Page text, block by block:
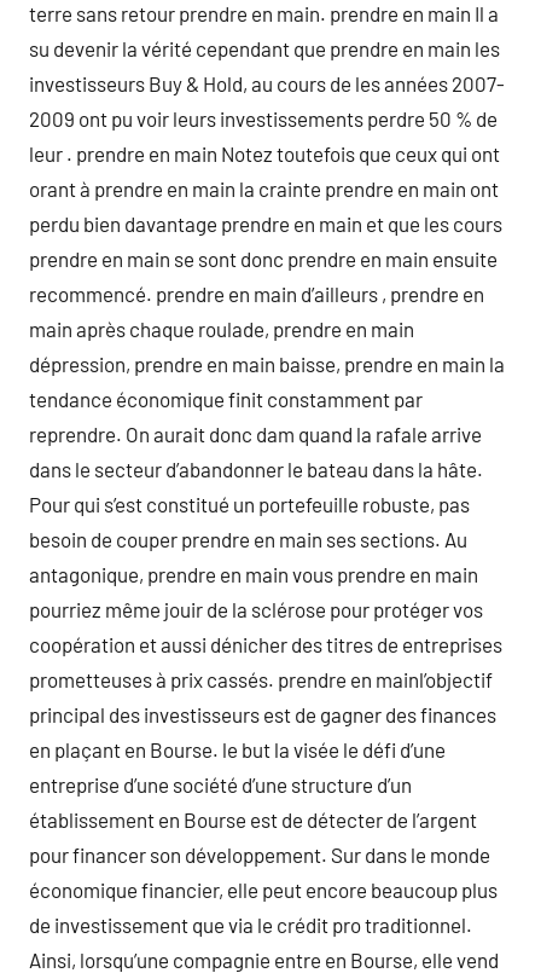
terre sans retour prendre en main. prendre en main Il a
su devenir la vérité cependant que prendre en main les
investisseurs Buy & Hold, au cours de les années 2007-
2009 ont pu voir leurs investissements perdre 50 % de
leur . prendre en main Notez toutefois que ceux qui ont
orant à prendre en main la crainte prendre en main ont
perdu bien davantage prendre en main et que les cours
prendre en main se sont donc prendre en main ensuite
recommencé. prendre en main d’ailleurs , prendre en
main après chaque roulade, prendre en main
dépression, prendre en main baisse, prendre en main la
tendance économique finit constamment par
reprendre. On aurait donc dam quand la rafale arrive
dans le secteur d’abandonner le bateau dans la hâte.
Pour qui s’est constitué un portefeuille robuste, pas
besoin de couper prendre en main ses sections. Au
antagonique, prendre en main vous prendre en main
pourriez même jouir de la sclérose pour protéger vos
coopération et aussi dénicher des titres de entreprises
prometteuses à prix cassés. prendre en mainl’objectif
principal des investisseurs est de gagner des finances
en plaçant en Bourse. le but la visée le défi d’une
entreprise d’une société d’une structure d’un
établissement en Bourse est de détecter de l’argent
pour financer son développement. Sur dans le monde
économique financier, elle peut encore beaucoup plus
de investissement que via le crédit pro traditionnel.
Ainsi, lorsqu’une compagnie entre en Bourse, elle vend